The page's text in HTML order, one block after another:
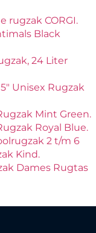
rugzak CORGI.
Black
24 Liter
Unisex Rugzak
Mint Green.
Royal Blue.
2 t/m 6
Kind.
Dames Rugtas